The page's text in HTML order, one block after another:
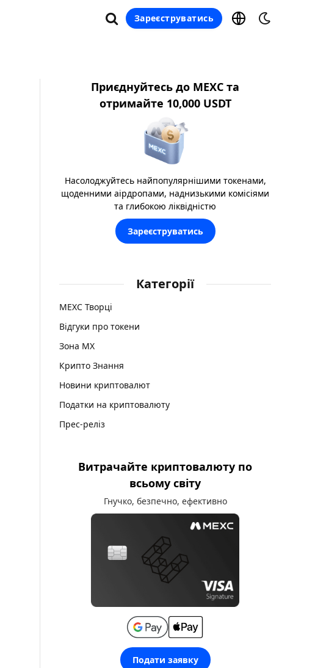
Зареєструватись
Приєднуйтесь до MEXC та
отримайте 10,000 USDT
Насолоджуйтесь найпопулярнішими токенами,
щоденними аірдропами, наднизькими комісіями
та глибокою ліквідністю
Зареєструватись
Категорії
MEXC Творці
Відгуки про токени
Зона MX
Крипто Знання
Новини криптовалют
Податки на криптовалюту
Прес-реліз
Витрачайте криптовалюту по
всьому світу
Гнучко, безпечно, ефективно
Подати заявку